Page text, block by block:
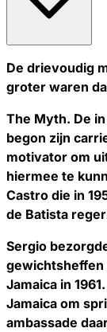
De drievoudig
groter waren
The Myth. De
begon zijn
motivator om
hiermee te
Castro die in
de Batista
Sergio
gewichtsheffen
Jamaica in
Jamaica om
ambassade